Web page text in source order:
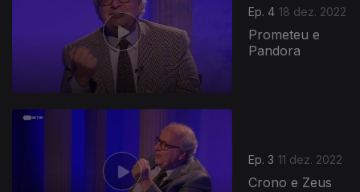
Ep. 4 18 dez. 2022
Prometeu e
Pandora
Ep. 3 11 dez. 2022
Crono e Zeus